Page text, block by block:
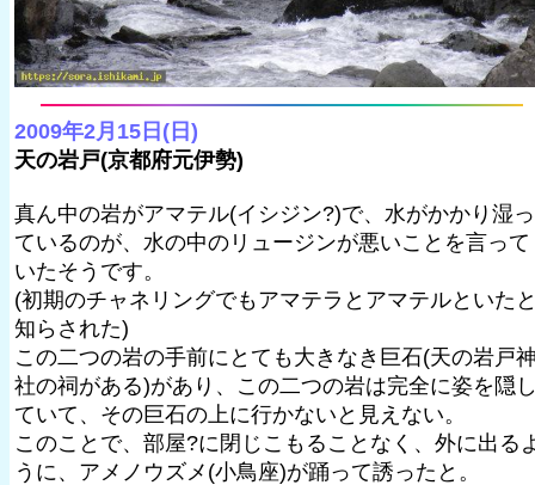
2009年2月15日(日)
天の岩戸(京都府元伊勢)
真ん中の岩がアマテル(イシジン?)で、水がかかり湿っ
ているのが、水の中のリュージンが悪いことを言って
いたそうです。
(初期のチャネリングでもアマテラとアマテルといた
知らされた)
この二つの岩の手前にとても大きなき巨石(天の岩戸
社の祠がある)があり、この二つの岩は完全に姿を隠
ていて、その巨石の上に行かないと見えない。
このことで、部屋?に閉じこもることなく、外に出る
うに、アメノウズメ(小鳥座)が踊って誘ったと。